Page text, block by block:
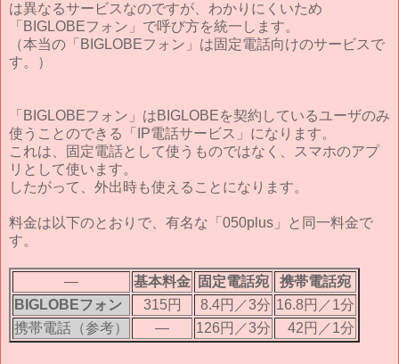
は異なるサービスなのですが、わかりにくいため
「BIGLOBEフォン」で呼び方を統一します。
（本当の「BIGLOBEフォン」は固定電話向けのサービスで
す。）
「BIGLOBEフォン」はBIGLOBEを契約しているユーザのみ
使うことのできる「IP電話サービス」になります。
これは、固定電話として使うものではなく、スマホのアプ
リとして使います。
したがって、外出時も使えることになります。
料金は以下のとおりで、有名な「050plus」と同一料金で
す。
― 基本料金 固定電話宛
携帯電話宛
BIGLOBEフォン
315円 8.4円／3分 16.8円／1分
携帯電話（参考）
― 126円／3分 42円／1分